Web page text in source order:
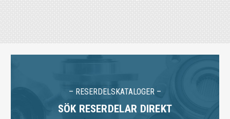
– RESERDELSKATALOGER –
SÖK RESERDELAR DIREKT